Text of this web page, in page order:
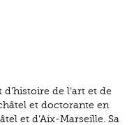
de l’art et de
et doctorante en
et d’Aix-Marseille. Sa